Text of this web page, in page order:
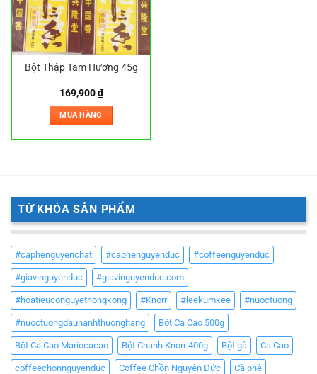
Bột Thập Tam Hương 45g
169,900₫
MUA HÀNG
TỪ KHÓA SẢN PHẨM
#caphenguyenchat #caphenguyenduc #coffeenguyenduc
#giavinguyenduc #giavinguyenduc.com
#hoatieuconguyethongkong #Knorr #leekumkee #nuoctuong
#nuoctuongdaunanhthuonghang Bột Ca Cao 500g
Bột Ca Cao Mariocacao Bột Chanh Knorr 400g Bột gà Ca Cao
coffeechonnguyenduc Coffee Chồn Nguyên Đức Cà phê